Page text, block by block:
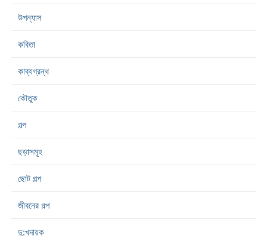
উপন্যাস
কবিতা
কাব্যগ্রন্থ
কৌতুক
গল্প
ছড়াসমূহ
ছোট গল্প
জীবনের গল্প
দু:খদায়ক